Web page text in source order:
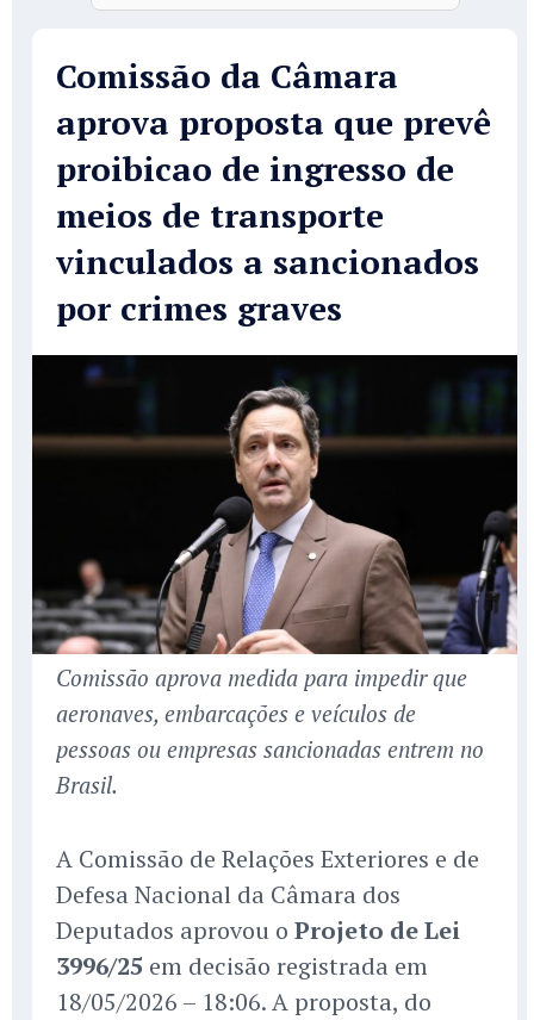
Comissão da Câmara
aprova proposta que prevê
proibicao de ingresso de
meios de transporte
vinculados a sancionados
por crimes graves
Comissão aprova medida para impedir que
aeronaves, embarcações e veículos de
pessoas ou empresas sancionadas entrem no
Brasil.
A Comissão de Relações Exteriores e de
Defesa Nacional da Câmara dos
Deputados aprovou o Projeto de Lei
3996/25 em decisão registrada em
18/05/2026 – 18:06. A proposta, do